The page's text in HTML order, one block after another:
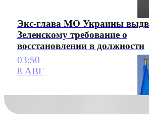
Экс-глава МО Украины
Зеленскому требование о
восстановлении в должности
03:50
8 АВГ